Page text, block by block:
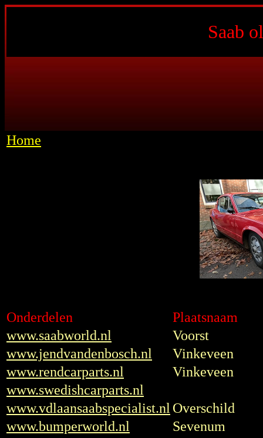
Saab
Home
Onderdelen
Plaatsnaam
www.saabworld.nl
Voorst
www.jendvandenbosch.nl
Vinkeveen
www.rendcarparts.nl
Vinkeveen
www.swedishcarparts.nl
www.vdlaansaabspecialist.nl Overschild
www.bumperworld.nl
Sevenum